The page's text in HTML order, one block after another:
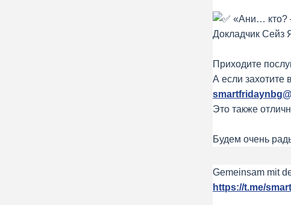
«Ани… кто?
Докладчик Сейз
Приходите
А если захотите
Это также
Будем очень
Gemeinsam mit
https://t.me/